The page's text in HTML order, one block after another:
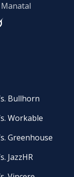
Bullhorn
Workable
Greenhouse
JazzHR